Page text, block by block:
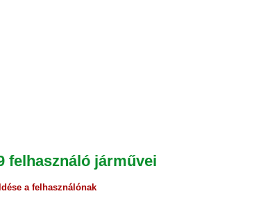
felhasználó járművei
a felhasználónak